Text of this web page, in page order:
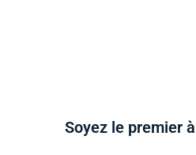
Soyez le premier